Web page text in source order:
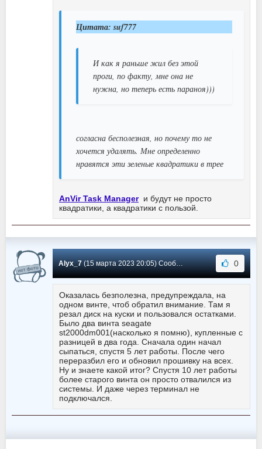
Цитата: suf777
И как я раньше жил без этой
проги, по факту, мне она не
нужна, но теперь есть параноя)))
согласна бесполезная, но почему то не
хочется удалять. Мне определенно
нравятся эти зеленые квадратики в трее
AnVir Task Managerи будут не просто
квадратики, а квадратики с пользой.
Alyx_7(15 марта 2023 20:05) Сообщение #936 0
Оказалась безполезна, предупреждала, на
одном винте, чтоб обратил внимание. Там я
резал диск на куски и пользовался остатками.
Было два винта seagate
st2000dm001(насколько я помню), купленные с
разницей в два года. Сначала один начал
сыпаться, спустя 5 лет работы. После чего
переразбил его и обновил прошивку на всех.
Ну и знаете какой итог? Спустя 10 лет работы
более старого винта он просто отвалился из
системы. И даже через терминал не
подключался.